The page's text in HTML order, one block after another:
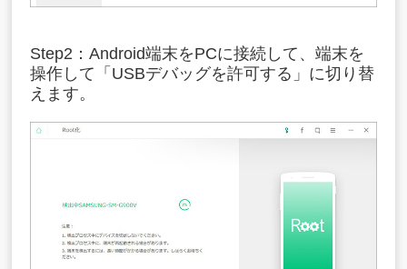
Step2：Android端末をPCに接続して、端末を
操作して「USBデバッグを許可する」に切り替
えます。